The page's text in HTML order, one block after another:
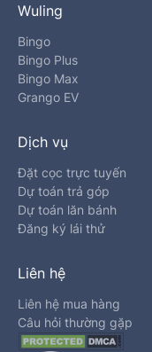
Wuling
Bingo
Bingo Plus
Bingo Max
Grango EV
Dịch vụ
Đặt cọc trực tuyến
Dự toán trả góp
Dự toán lăn bánh
Đăng ký lái thử
Liên hệ
Liên hệ mua hàng
Câu hỏi thường gặp